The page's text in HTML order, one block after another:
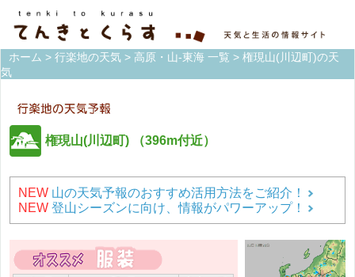
ホーム > 行楽地の天気 > 高原・山-東海 一覧 > 権現山(川辺町)の天
気
権現山(川辺町) （396m付近）
NEW 山の天気予報のおすすめ活用方法をご紹介！
NEW 登山シーズンに向け、情報がパワーアップ！